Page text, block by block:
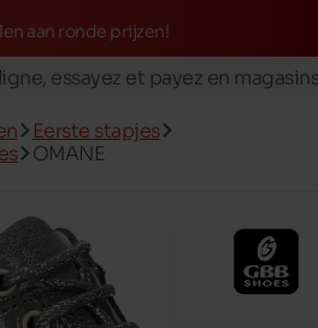
aan ronde prijzen!
gratuite en magasins
ligne, essayez et payez en
gratuite dés 39€ d'achats
gratuite en magasins
Eerste stapjes
OMANE